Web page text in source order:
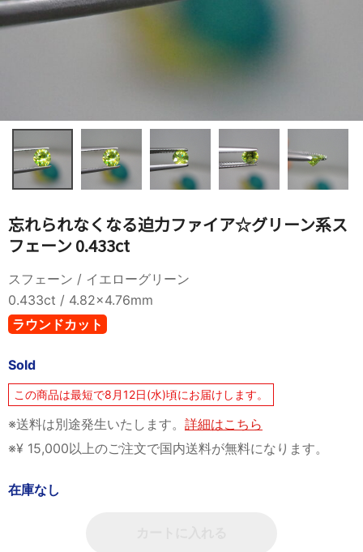
忘れられなくなる迫力ファイア☆グリーン系ス
フェーン 0.433ct
スフェーン / イエローグリーン
0.433ct / 4.82×4.76mm
ラウンドカット
Sold
この商品は最短で8月12日(水)頃にお届けします。
※送料は別途発生いたします。 詳細はこちら
※¥ 15,000以上のご注文で国内送料が無料になります。
在庫なし